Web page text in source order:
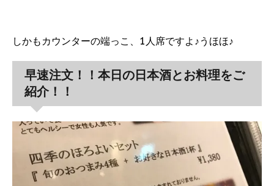
しかもカウンターの端っこ、1人席ですよ♪うほほ♪
早速注文！！本日の日本酒とお料理をご
紹介！！